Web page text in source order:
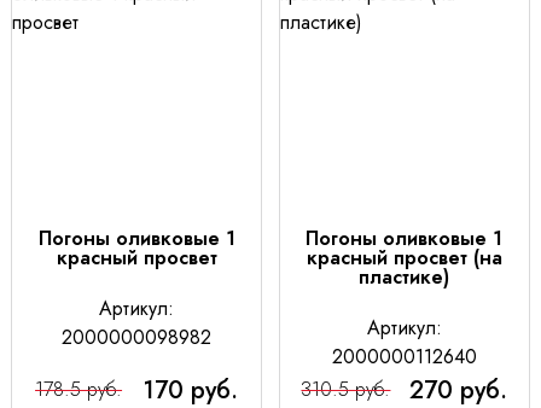
Погоны оливковые 1
красный просвет
Артикул:
2000000098982
178.5 руб.
170 руб.
Погоны оливковые 1
красный просвет (на
пластике)
Артикул:
2000000112640
310.5 руб.
270 руб.